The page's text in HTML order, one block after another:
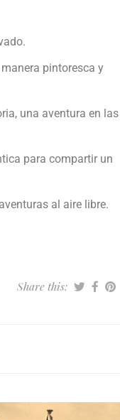
pintoresca y
una aventura en las
para compartir un
al aire libre.
Share this: